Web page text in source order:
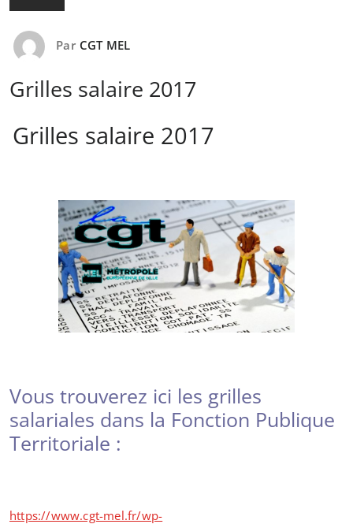
Par CGT MEL
Grilles salaire 2017
Grilles salaire 2017
Vous trouverez ici les grilles
salariales dans la Fonction Publique
Territoriale :
https://www.cgt-mel.fr/wp-